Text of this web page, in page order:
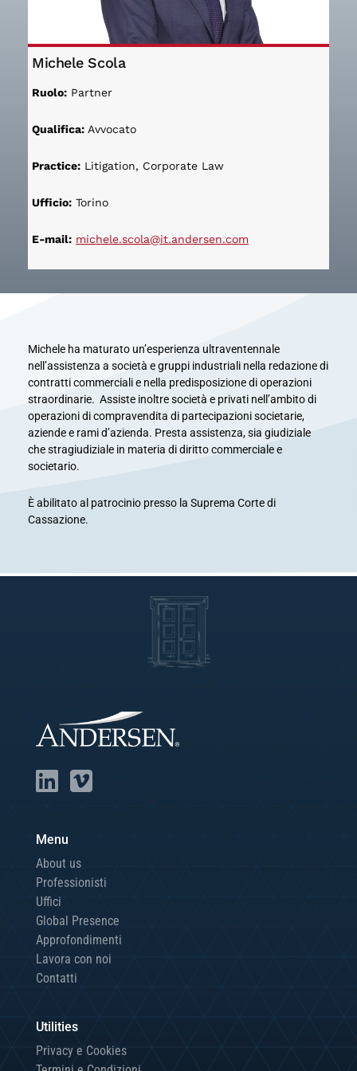
Michele Scola
Ruolo: Partner
Qualifica: Avvocato
Practice: Litigation, Corporate Law
Ufficio: Torino
E-mail: michele.scola@it.andersen.com
Michele ha maturato un’esperienza ultraventennale
nell’assistenza a società e gruppi industriali nella redazione di
contratti commerciali e nella predisposizione di operazioni
straordinarie. Assiste inoltre società e privati nell’ambito di
operazioni di compravendita di partecipazioni societarie,
aziende e rami d’azienda. Presta assistenza, sia giudiziale
che stragiudiziale in materia di diritto commerciale e
societario.
È abilitato al patrocinio presso la Suprema Corte di
Cassazione.
Menu
About us
Professionisti
Uffici
Global Presence
Approfondimenti
Lavora con noi
Contatti
Utilities
Privacy e Cookies